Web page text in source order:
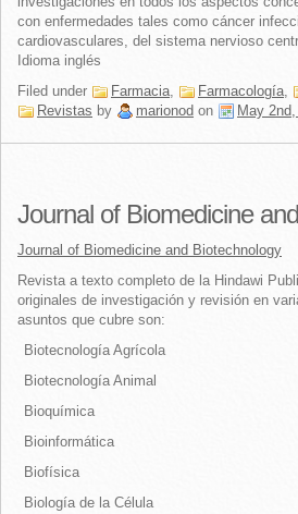
con enfermedades tales como cáncer
cardiovasculares, del sistema nervioso
Idioma inglés
Filed under
Farmacia, Farmacología,
Revistas by marionod on May
Journal of Biomedicine
Journal of Biomedicine and Biotechnology
Revista a texto completo de la Hindawi
originales de investigación y revisión en
asuntos que cubre son:
Biotecnología Agrícola
Biotecnología Animal
Bioquímica
Bioinformática
Biofísica
Biología de la Célula